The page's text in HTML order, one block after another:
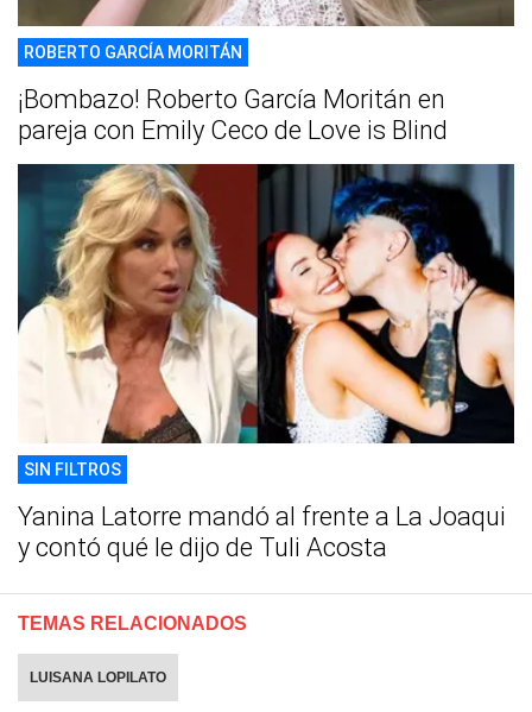
ROBERTO GARCÍA MORITÁN
¡Bombazo! Roberto García Moritán en
pareja con Emily Ceco de Love is Blind
SIN FILTROS
Yanina Latorre mandó al frente a La Joaqui
y contó qué le dijo de Tuli Acosta
TEMAS RELACIONADOS
LUISANA LOPILATO